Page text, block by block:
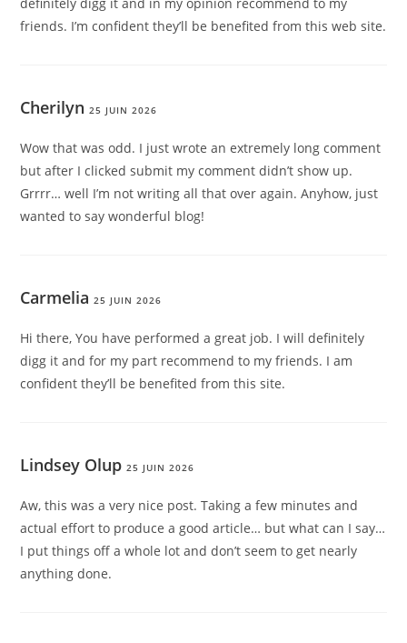
definitely digg it and in my opinion recommend to my
friends. I’m confident they’ll be benefited from this web site.
Cherilyn 25 JUIN 2026
Wow that was odd. I just wrote an extremely long comment
but after I clicked submit my comment didn’t show up.
Grrrr… well I’m not writing all that over again. Anyhow, just
wanted to say wonderful blog!
Carmelia 25 JUIN 2026
Hi there, You have performed a great job. I will definitely
digg it and for my part recommend to my friends. I am
confident they’ll be benefited from this site.
Lindsey Olup 25 JUIN 2026
Aw, this was a very nice post. Taking a few minutes and
actual effort to produce a good article… but what can I say…
I put things off a whole lot and don’t seem to get nearly
anything done.